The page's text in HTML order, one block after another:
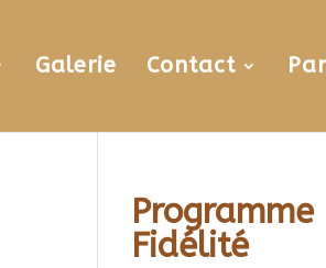
Galerie Contact
Programme
Fidélité